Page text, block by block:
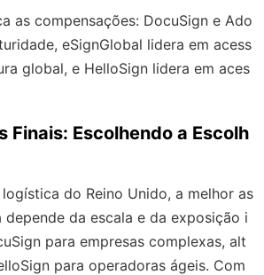
as compensações: DocuSign e Ado
eSignGlobal lidera em acess
global, e HelloSign lidera em aces
Finais: Escolhendo a Escolh
do Reino Unido, a melhor as
depende da escala e da exposição i
para empresas complexas, alt
para operadoras ágeis. Com